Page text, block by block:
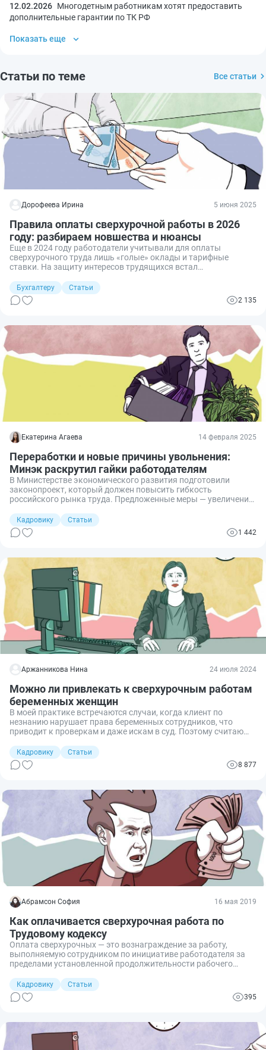
12.02.2026 Многодетным работникам хотят предоставить
дополнительные гарантии по ТК РФ
Показать еще
Статьи по теме Все статьи
Дорофеева Ирина 5 июня 2025
Правила оплаты сверхурочной работы в 2026
году: разбираем новшества и нюансы
Еще в 2024 году работодатели учитывали для оплаты
сверхурочного труда лишь «голые» оклады и тарифные
ставки. На защиту интересов трудящихся встал
оплатить переработки с учетом последних изменений в ТК РФ,
ответим на все вопросы.
Бухгалтеру
Статьи
2 135
Екатерина Агаева 14 февраля 2025
Переработки и новые причины увольнения:
Минэк раскрутил гайки работодателям
В Министерстве экономического развития подготовили
законопроект, который должен повысить гибкость
российского рынка труда. Предложенные меры — увеличение
увольнения и поводов для экстренного отзыва из отпуска.
Кадровику
Статьи
1 442
Аржанникова Нина 24 июля 2024
Можно ли привлекать к сверхурочным работам
беременных женщин
В моей практике встречаются случаи, когда клиент по
незнанию нарушает права беременных сотрудников, что
приводит к проверкам и даже искам в суд. Поэтому считаю
законодательство привлекать будущих мам к сверхурочным
работам или в выходные и праздничные дни.
Кадровику
Статьи
8 877
Абрамсон София 16 мая 2019
Как оплачивается сверхурочная работа по
Трудовому кодексу
Оплата сверхурочных — это вознаграждение за работу,
выполняемую сотрудником по инициативе работодателя за
пределами установленной продолжительности рабочего
заданий должно быть вознаграждено. Рассмотрим
подробнее, как рассчитать размер таких выплат.
Кадровику
Статьи
395